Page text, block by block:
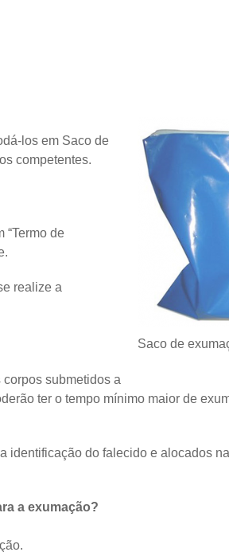
Saco de
los em Saco de
competentes.
“Termo de
realize a
submetidos a
ter o tempo mínimo maior de
do falecido e alocados
a exumação?